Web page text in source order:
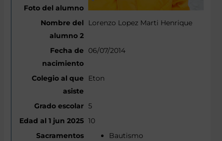
Lorenzo Lopez Marti Henrique
06/07/2014
Eton
5
10
Bautismo